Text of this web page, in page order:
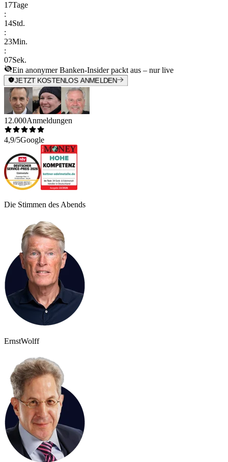
17Tage
:
14Std.
:
23Min.
:
07Sek.
Ein anonymer Banken-Insider packt aus – nur live
JETZT KOSTENLOS ANMELDEN
12.000Anmeldungen
4,9/5Google
Die Stimmen des Abends
ErnstWolff